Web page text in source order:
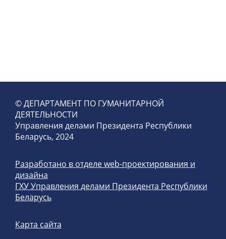
© ДЕПАРТАМЕНТ ПО ГУМАНИТАРНОЙ
ДЕЯТЕЛЬНОСТИ
Управления делами Президента Республики
Беларусь, 2024
Разработано в отделе web-проектирования и
дизайна
ГХУ Управления делами Президента Республики
Беларусь
Карта сайта